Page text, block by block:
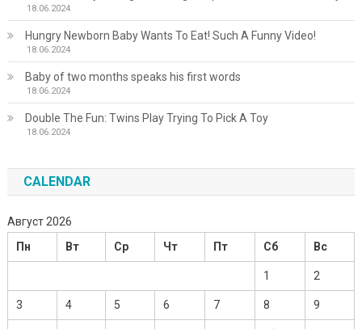
18.06.2024
Hungry Newborn Baby Wants To Eat! Such A Funny Video!
18.06.2024
Baby of two months speaks his first words
18.06.2024
Double The Fun: Twins Play Trying To Pick A Toy
18.06.2024
CALENDAR
Август 2026
Пн
Вт Ср Чт Пт Сб Вс
1 2
3 4 5 6 7 8 9